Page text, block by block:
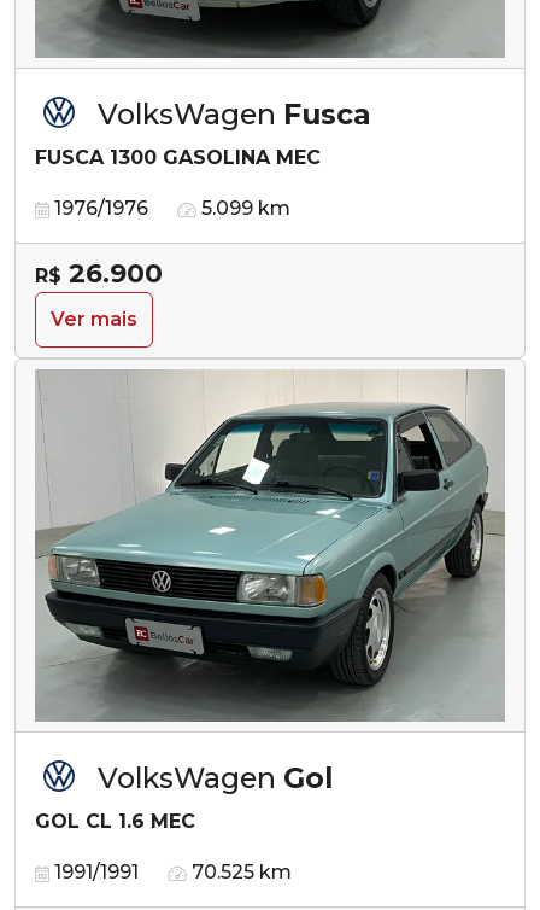
VolksWagen Fusca
FUSCA 1300 GASOLINA MEC
1976/1976 5.099 km
R$ 26.900
Ver mais
VolksWagen Gol
GOL CL 1.6 MEC
1991/1991 70.525 km